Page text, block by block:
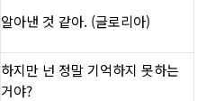
알아낸 것 같아. (글로리아)
하지만 넌 정말 기억하지 못하는
거야?